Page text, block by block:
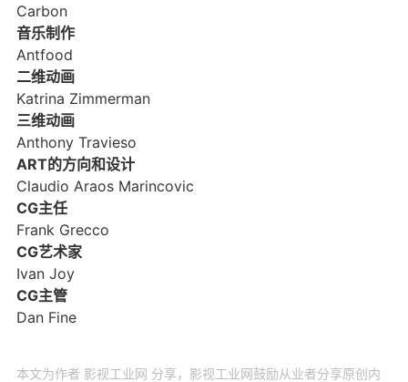
Carbon
音乐制作
Antfood
二维动画
Katrina Zimmerman
三维动画
Anthony Travieso
ART的方向和设计
Claudio Araos Marincovic
CG主任
Frank Grecco
CG艺术家
Ivan Joy
CG主管
Dan Fine
本文为作者 影视工业网 分享，影视工业网鼓励从业者分享原创内